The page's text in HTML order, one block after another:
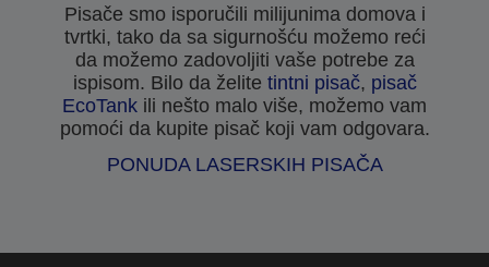
Pisače smo isporučili milijunima domova i
tvrtki, tako da sa sigurnošću možemo reći
da možemo zadovoljiti vaše potrebe za
ispisom. Bilo da želite tintni pisač, pisač
EcoTank ili nešto malo više, možemo vam
pomoći da kupite pisač koji vam odgovara.
PONUDA LASERSKIH PISAČA